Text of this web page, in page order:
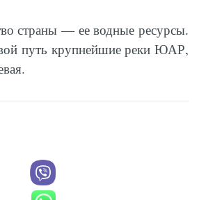
страны — ее водные ресурсы.
путь крупнейшие реки ЮАР,